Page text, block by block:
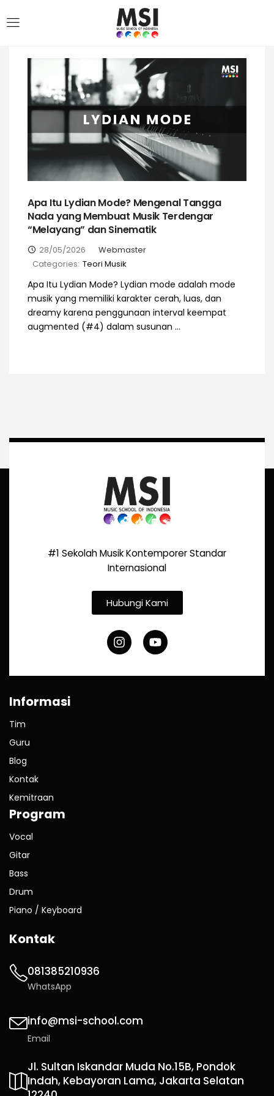
Apa Itu Lydian Mode? Mengenal Tangga
Nada yang Membuat Musik Terdengar
“Melayang” dan Sinematik
28/05/2026
Webmaster
Categories: Teori Musik
Apa Itu Lydian Mode? Lydian mode adalah mode
musik yang memiliki karakter cerah, luas, dan
dreamy karena penggunaan interval keempat
augmented (#4) dalam susunan ...
#1 Sekolah Musik Kontemporer Standar
Internasional
Hubungi Kami
Informasi
Tim
Guru
Blog
Kontak
Kemitraan
Program
Vocal
Gitar
Bass
Drum
Piano / Keyboard
Kontak
081385210936
WhatsApp
info@msi-school.com
Email
Jl. Sultan Iskandar Muda No.15B, Pondok
Indah, Kebayoran Lama, Jakarta Selatan